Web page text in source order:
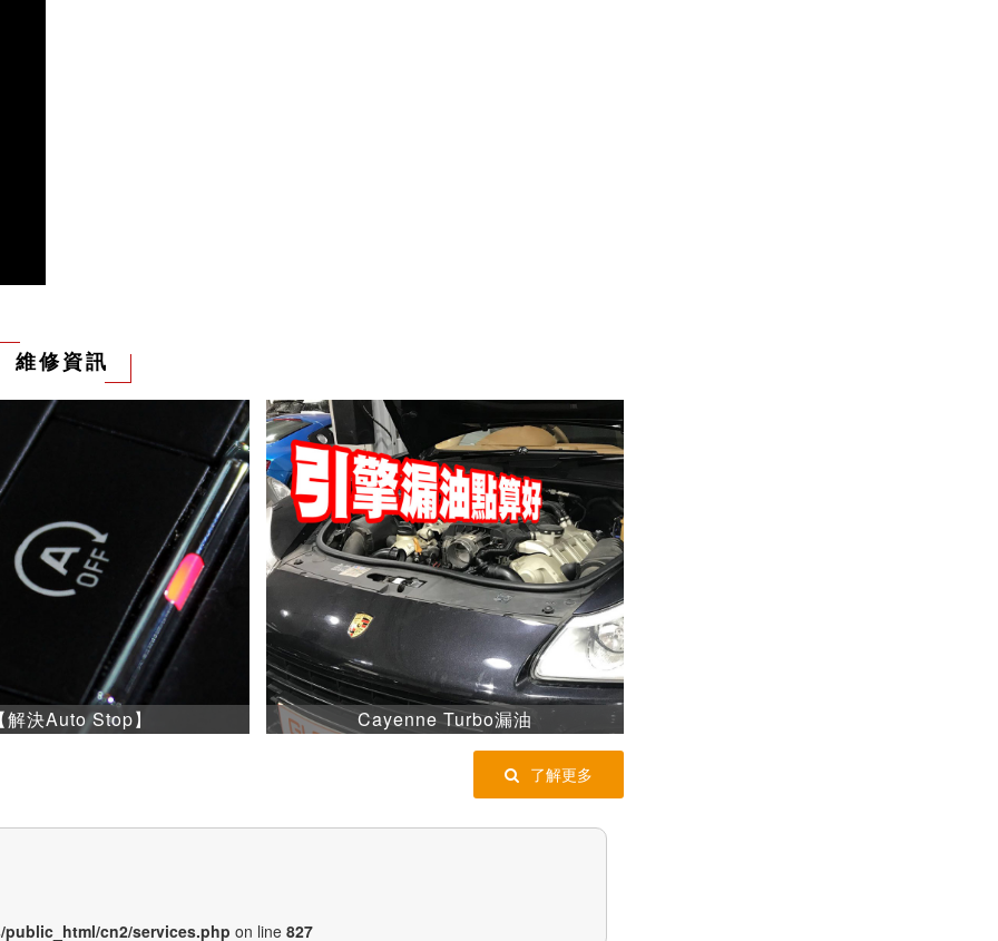
維修資訊
解決Auto Stop】 Cayenne Turbo漏油
了解更多
cn2/services.php on line 827